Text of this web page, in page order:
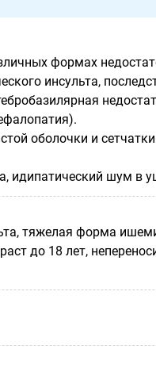
формах
инсульта,
оболочки и
идипатический шум в
тяжелая форма
до 18 лет,